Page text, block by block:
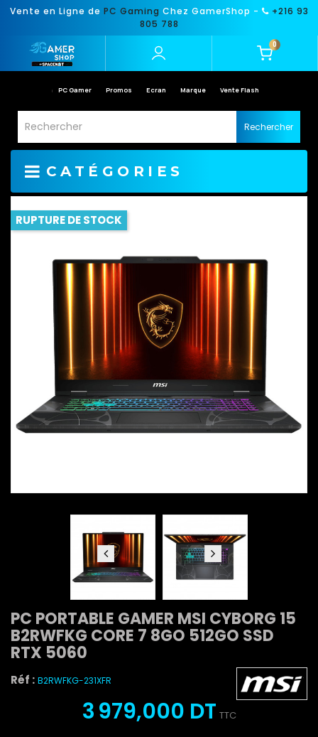
Vente en Ligne de PC Gaming Chez GamerShop -
+216 93
805 788
0
PC Gamer Promos Ecran Marque Vente Flash
Rechercher
CATÉGORIES
RUPTURE DE STOCK
PC PORTABLE GAMER MSI CYBORG 15
B2RWFKG CORE 7 8GO 512GO SSD
RTX 5060
Réf : B2RWFKG-231XFR
3 979,000 DT TTC